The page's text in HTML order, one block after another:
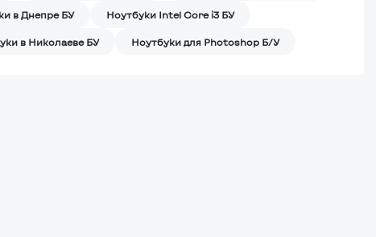
в Днепре БУ Ноутбуки Intel Core i3 БУ
в Николаеве БУ Ноутбуки для Photoshop Б/У